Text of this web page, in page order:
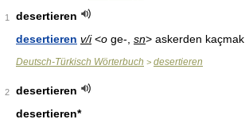
1
desertieren
desertieren v/i<o ge-, sn> askerden kaçmak
Deutsch-Türkisch Wörterbuch > desertieren
2
desertieren
desertieren*